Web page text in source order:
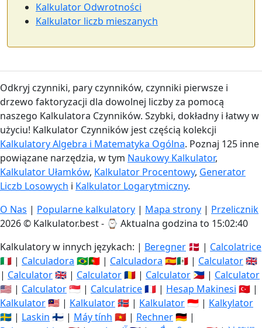
Kalkulator Odwrotności
Kalkulator liczb mieszanych
Odkryj czynniki, pary czynników, czynniki pierwsze i
drzewo faktoryzacji dla dowolnej liczby za pomocą
naszego Kalkulatora Czynników. Szybki, dokładny i łatwy w
użyciu! Kalkulator Czynników jest częścią kolekcji
Kalkulatory Algebra i Matematyka Ogólna. Poznaj 125 inne
powiązane narzędzia, w tym Naukowy Kalkulator,
Kalkulator Ułamków, Kalkulator Procentowy, Generator
Liczb Losowych i Kalkulator Logarytmiczny.
O Nas | Popularne kalkulatory | Mapa strony | Przelicznik
2026 © Kalkulator.best - ⌚ Aktualna godzina to 15:02:41
Kalkulatory w innych językach: | Beregner 🇩🇰 | Calcolatrice
🇮🇹 | Calculadora 🇧🇷🇵🇹 | Calculadora 🇪🇸🇲🇽 | Calculator🇬🇧
| Calculator🇬🇧 | Calculator🇷🇴 | Calculator 🇵🇭 | Calculator
🇺🇸 | Calculator🇸🇬 | Calculatrice🇫🇷 | Hesap Makinesi 🇹🇷 |
Kalkulator🇲🇾 | Kalkulator🇳🇴 | Kalkulator🇮🇩 | Kalkylator
🇸🇪 | Laskin 🇫🇮 | Máy tính 🇻🇳 | Rechner🇩🇪 |